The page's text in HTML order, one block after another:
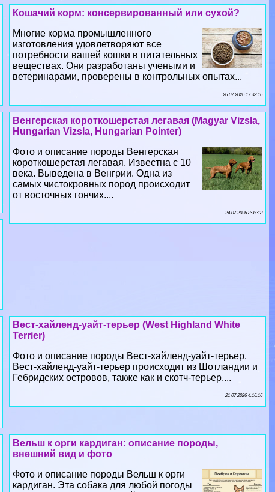
изготовления удовлетворяют все
потребности вашей кошки в питательных
веществах. Они разработаны учеными и
ветеринарами, проверены в контрольных опытах...
26 07 2026 17:33:16
Венгерская короткошерстая легавая (Magyar Vizsla,
Фото и описание породы Венгерская
короткошерстая легавая. Известна с 10
века. Выведена в Венгрии. Одна из
самых чистокровных пород происходит
от восточных гончих....
24 07 2026 8:37:18
Фото и описание породы Вест-хайленд-уайт-терьер.
Вест-хайленд-уайт-терьер происходит из Шотландии и
Гебридских островов, также как и скотч-терьер....
21 07 2026 4:16:16
Вельш к opги кардиган: описание породы,
Фото и описание породы Вельш к opги
кардиган. Эта собака для любой погоды
густая шерсть с грубоватой остью и
мягким пушистым подшерстком хорошо
защищает....